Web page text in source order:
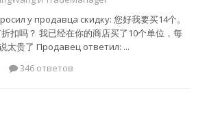
у продавца скидку: 您好我要买14个。
扣吗？ 我已经在你的商店买了10个单位，每
太贵了 Продавец ответил: ...
346 ответов